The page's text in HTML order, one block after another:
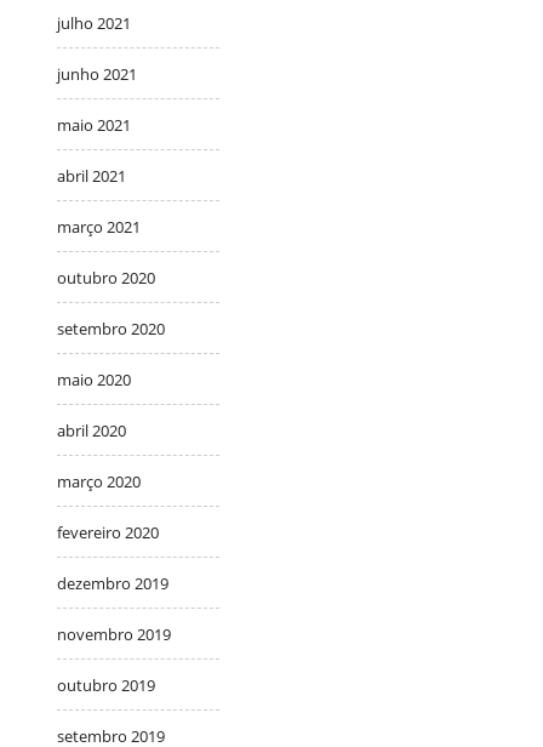
julho 2021
junho 2021
maio 2021
abril 2021
março 2021
outubro 2020
setembro 2020
maio 2020
abril 2020
março 2020
fevereiro 2020
dezembro 2019
novembro 2019
outubro 2019
setembro 2019